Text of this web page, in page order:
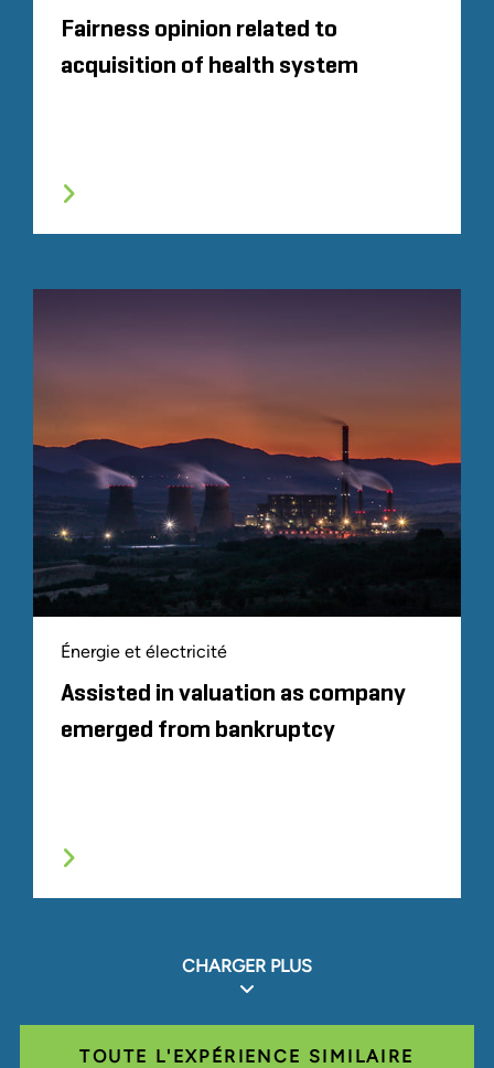
Fairness opinion related to
acquisition of health system
Énergie et électricité
Assisted in valuation as company
emerged from bankruptcy
CHARGER PLUS
TOUTE L'EXPÉRIENCE SIMILAIRE